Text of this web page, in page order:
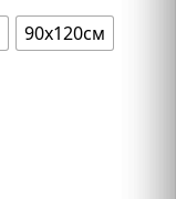
90х120см